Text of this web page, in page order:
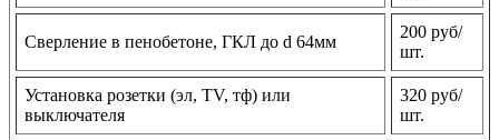
Сверление в пенобетоне, ГКЛ до d 64мм
200 руб/
шт.
Установка розетки (эл, TV, тф) или
выключателя
320 руб/
шт.